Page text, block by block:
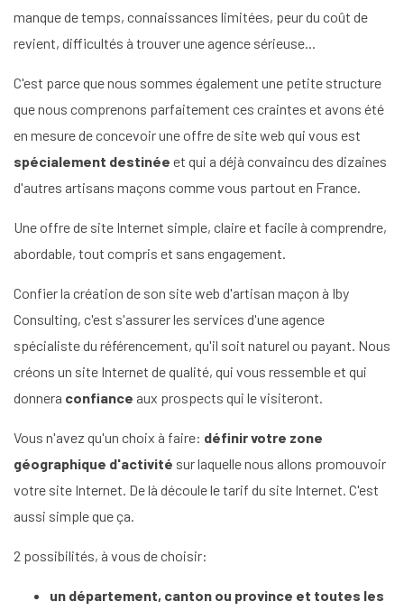
manque de temps, connaissances limitées, peur du coût de
revient, difficultés à trouver une agence sérieuse...
C'est parce que nous sommes également une petite structure
que nous comprenons parfaitement ces craintes et avons été
en mesure de concevoir une offre de site web qui vous est
spécialement destinée et qui a déjà convaincu des dizaines
d'autres artisans maçons comme vous partout en France.
Une offre de site Internet simple, claire et facile à comprendre,
abordable, tout compris et sans engagement.
Confier la création de son site web d'artisan maçon à Iby
Consulting, c'est s'assurer les services d'une agence
spécialiste du référencement, qu'il soit naturel ou payant. Nous
créons un site Internet de qualité, qui vous ressemble et qui
donnera confiance aux prospects qui le visiteront.
Vous n'avez qu'un choix à faire: définir votre zone
géographique d'activité sur laquelle nous allons promouvoir
votre site Internet. De là découle le tarif du site Internet. C'est
aussi simple que ça.
2 possibilités, à vous de choisir:
un département, canton ou province et toutes les